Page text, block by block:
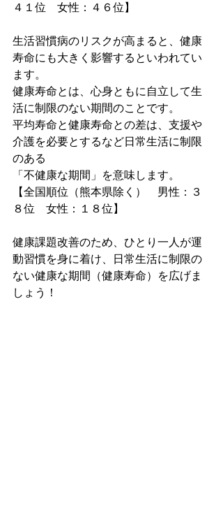
４１位　女性：４６位】
生活習慣病のリスクが高まると、健康
寿命にも大きく影響するといわれてい
ます。
健康寿命とは、心身ともに自立して生
活に制限のない期間のことです。
平均寿命と健康寿命との差は、支援や
介護を必要とするなど日常生活に制限
のある
「不健康な期間」を意味します。
【全国順位（熊本県除く）　男性：３
８位　女性：１８位】
健康課題改善のため、ひとり一人が運
動習慣を身に着け、日常生活に制限の
ない健康な期間（健康寿命）を広げま
しょう！